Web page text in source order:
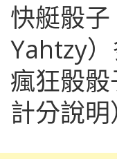
快艇骰子
Yahtzy
瘋狂骰
計分說明